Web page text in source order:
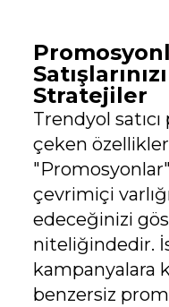
Stratejiler
Trendyol
çeken
çevrimiçi
edeceğinizi
niteliğindedir.
kampanyalara
benzersiz